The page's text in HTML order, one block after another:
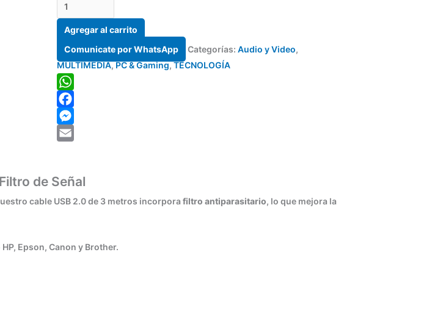
Agregar al carrito
Comunicate por WhatsApp
Categorías: Audio y Video,
MULTIMEDIA,PC & Gaming,TECNOLOGÍA
WhatsApp
Facebook
Messenger
de Señal
cable USB 2.0 de 3 metros incorpora filtro antiparasitario, lo que mejora la
HP, Epson, Canon y Brother.